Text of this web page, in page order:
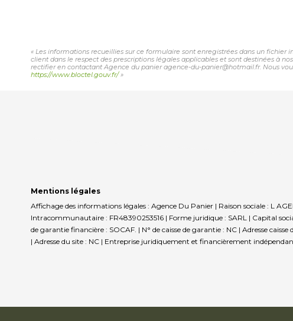
« Les informations recueillies sur ce formulaire sont enregistrées dans un
client dans le respect des prescriptions légales applicables et sont destinées à
rectifier en contactant Agence du panier agence-du-panier@hotmail.fr. Nous
https://www.bloctel.gouv.fr/»
Mentions légales
Affichage des informations légales : Agence Du Panier | Raison sociale : L
Intracommunautaire : FR48390253516 | Forme juridique : SARL | Capital
de garantie financière : SOCAF. | N° de caisse de garantie : NC | Adresse
| Adresse du site : NC | Entreprise juridiquement et financièrement